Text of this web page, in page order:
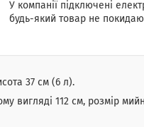
У компанії підключені
будь-який товар не
37 см (6 л).
вигляді 112 см, розмір